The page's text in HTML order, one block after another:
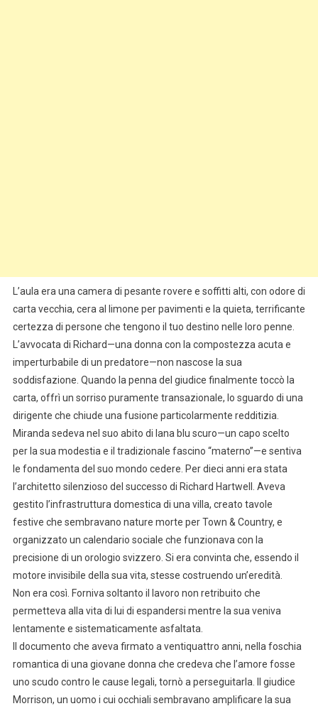
L’aula era una camera di pesante rovere e soffitti alti, con odore di
carta vecchia, cera al limone per pavimenti e la quieta, terrificante
certezza di persone che tengono il tuo destino nelle loro penne.
L’avvocata di Richard—una donna con la compostezza acuta e
imperturbabile di un predatore—non nascose la sua
soddisfazione. Quando la penna del giudice finalmente toccò la
carta, offrì un sorriso puramente transazionale, lo sguardo di una
dirigente che chiude una fusione particolarmente redditizia.
Miranda sedeva nel suo abito di lana blu scuro—un capo scelto
per la sua modestia e il tradizionale fascino “materno”—e sentiva
le fondamenta del suo mondo cedere. Per dieci anni era stata
l’architetto silenzioso del successo di Richard Hartwell. Aveva
gestito l’infrastruttura domestica di una villa, creato tavole
festive che sembravano nature morte per Town & Country, e
organizzato un calendario sociale che funzionava con la
precisione di un orologio svizzero. Si era convinta che, essendo il
motore invisibile della sua vita, stesse costruendo un’eredità.
Non era così. Forniva soltanto il lavoro non retribuito che
permetteva alla vita di lui di espandersi mentre la sua veniva
lentamente e sistematicamente asfaltata.
Il documento che aveva firmato a ventiquattro anni, nella foschia
romantica di una giovane donna che credeva che l’amore fosse
uno scudo contro le cause legali, tornò a perseguitarla. Il giudice
Morrison, un uomo i cui occhiali sembravano amplificare la sua